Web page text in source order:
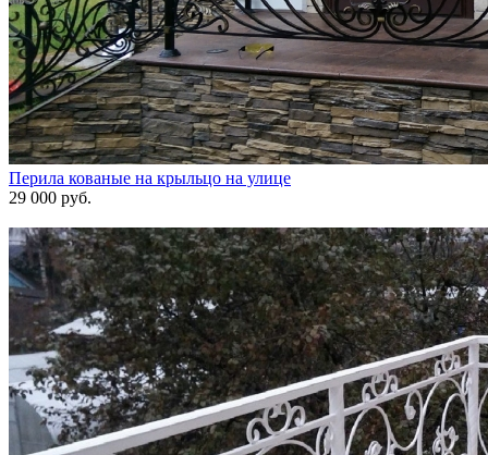
Перила кованые на крыльцо на улице
29 000 руб.